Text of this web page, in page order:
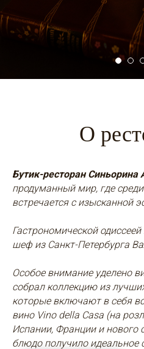
О
Бутик-ресторан Синьорина
продуманный мир, где
встречается с изысканной
Гастрономической
шеф из Санкт-Петербурга
Особое внимание уделено
собрал коллекцию из
которые включают в себя
вино Vino della Casa (на
Испании, Франции и нового
блюдо получило идеальное